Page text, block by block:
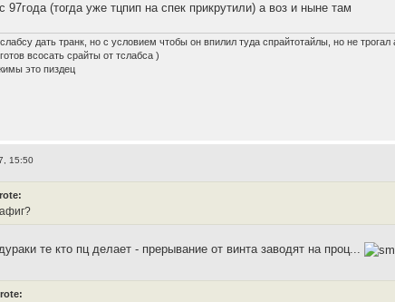
97года (тогда уже тцпип на спек прикрутили) а воз и ныне там
дать транк, но с условием чтобы он впилил туда спрайтотайлы, но не трогал
всосать срайты от тслабса )
это пиздец
15:50
те кто пц делает - прерывание от винта заводят на проц...